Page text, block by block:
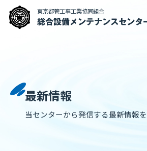
東京都管工事工業協同組合
総合設備メンテナンスセンタ
最新情報
当センターから発信する最新情報